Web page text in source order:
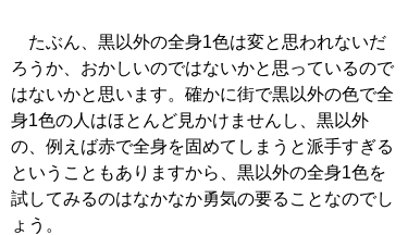
たぶん、黒以外の全身1色は変と思われないだ
ろうか、おかしいのではないかと思っているので
はないかと思います。確かに街で黒以外の色で全
身1色の人はほとんど見かけませんし、黒以外
の、例えば赤で全身を固めてしまうと派手すぎる
ということもありますから、黒以外の全身1色を
試してみるのはなかなか勇気の要ることなのでし
ょう。